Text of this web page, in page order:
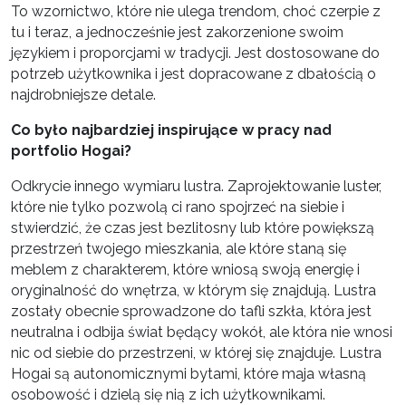
To wzornictwo, które nie ulega trendom, choć czerpie z
tu i teraz, a jednocześnie jest zakorzenione swoim
językiem i proporcjami w tradycji. Jest dostosowane do
potrzeb użytkownika i jest dopracowane z dbałością o
najdrobniejsze detale.
Co było najbardziej inspirujące w pracy nad
portfolio Hogai?
Odkrycie innego wymiaru lustra. Zaprojektowanie luster,
które nie tylko pozwolą ci rano spojrzeć na siebie i
stwierdzić, że czas jest bezlitosny lub które powiększą
przestrzeń twojego mieszkania, ale które staną się
meblem z charakterem, które wniosą swoją energię i
oryginalność do wnętrza, w którym się znajdują. Lustra
zostały obecnie sprowadzone do tafli szkła, która jest
neutralna i odbija świat będący wokół, ale która nie wnosi
nic od siebie do przestrzeni, w której się znajduje. Lustra
Hogai są autonomicznymi bytami, które maja własną
osobowość i dzielą się nią z ich użytkownikami.